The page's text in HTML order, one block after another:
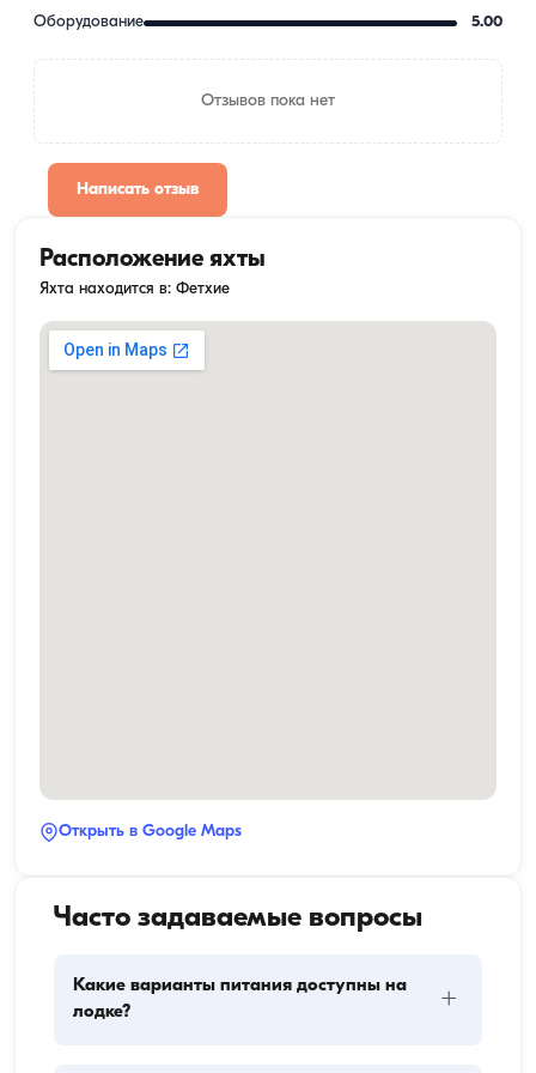
Оборудование 5.00
Отзывов пока нет
Написать отзыв
Расположение яхты
Яхта находится в: Фетхие
Открыть в Google Maps
Часто задаваемые вопросы
Какие варианты питания доступны на
лодке?
+